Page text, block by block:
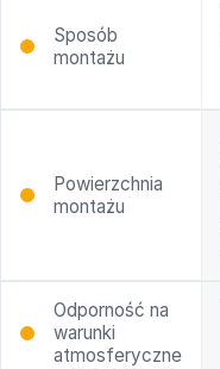
Sposób
montażu
Powierzchnia
montażu
Odporność na
warunki
atmosferyczne